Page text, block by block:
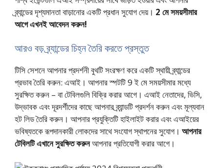
ব্র্যান্ডের দৃশ্যমানতা বাড়ানোর একটি প্রধান সুযোগ দেয়। 2 মে সময়সীমার
আগে এখনই আবেদন করুন!
আরও বড় ব্র্যান্ডের চিহ্ন তৈরি করতে প্রস্তুত
টিসি সেশনে আপনার প্রদর্শনী বুথটি সংরক্ষণ করে একটি স্থায়ী ব্র্যান্ডের
প্রভাব তৈরি করুন: এআই। আপনার স্পটটি 9 ই মে সময়সীমার মধ্যে
সুরক্ষিত করুন – বা টেবিলগুলি বিক্রি করার আগে। এআই নেতাদের, ভিসি,
উদ্ভাবক এবং দূরদর্শীদের কাছে আপনার ব্র্যান্ডটি প্রদর্শন করুন এবং মূল্যবান
হট লিড তৈরি করুন। আপনার প্রযুক্তিটি হাইলাইট করার এবং এআইয়ের
ভবিষ্যতকে রূপদানকারী লোকদের সাথে সংযোগ স্থাপনের সুযোগ। আপনার
টেবিলটি এখানে সুরক্ষিত করুনআপনার প্রতিযোগী করার আগে।